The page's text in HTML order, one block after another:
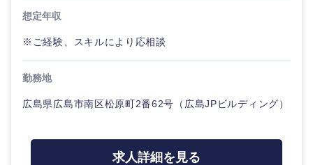
想定年収
※ご経験、スキルにより応相談
勤務地
広島県広島市南区松原町2番62号（広島JPビルディング）
求人詳細を見る